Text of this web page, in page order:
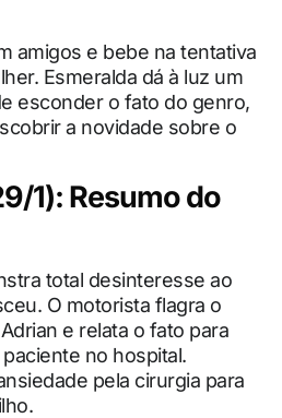
amigos e bebe na tentativa
Esmeralda dá à luz um
esconder o fato do genro,
a novidade sobre o
1): Resumo do
total desinteresse ao
O motorista flagra o
e relata o fato para
no hospital.
pela cirurgia para